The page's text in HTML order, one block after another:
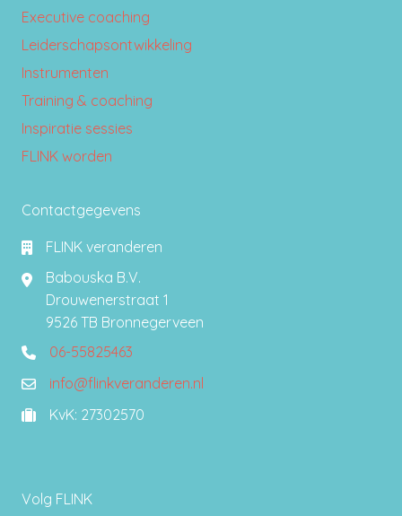
Executive coaching
Leiderschapsontwikkeling
Instrumenten
Training & coaching
Inspiratie sessies
FLINK worden
Contactgegevens
FLINK veranderen
Babouska B.V.
Drouwenerstraat 1
9526 TB Bronnegerveen
0655825463
06-55825463
info@flinkveranderen.nl
info@flinkveranderen.nl
27302570
KvK: 27302570
Volg FLINK